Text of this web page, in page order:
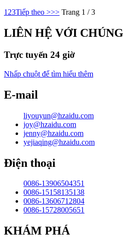
1 23Tiếp theo >>> Trang 1 / 3
LIÊN HỆ VỚI
Trực tuyến 24 giờ
Nhấp chuột để tìm hiểu thêm
E-mail
liyouyun@hzaidu.com
joy@hzaidu.com
jenny@hzaidu.com
yejiaqing@hzaidu.com
Điện thoại
0086-13906504351
0086-15158135138
0086-13606712804
0086-15728005651
KHÁM PHÁ